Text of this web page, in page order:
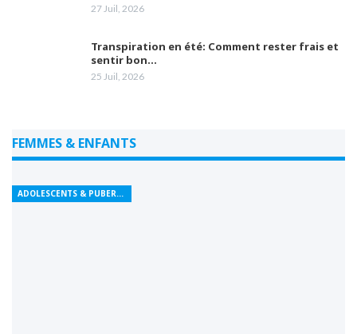
27 Juil, 2026
Transpiration en été: Comment rester frais et
sentir bon…
25 Juil, 2026
FEMMES & ENFANTS
ADOLESCENTS & PUBERTÉ